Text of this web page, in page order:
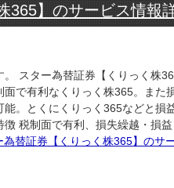
365】のサービス情報
スター為替証券【くりっく株
で有利なくりっく株365。また
。とくにくりっく365などと損
税制面で有利、損失繰越・損益
為替証券【くりっく株365】のサ